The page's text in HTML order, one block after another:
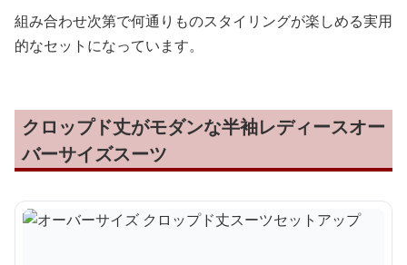
組み合わせ次第で何通りものスタイリングが楽しめる実用
的なセットになっています。
クロップド丈がモダンな半袖レディースオー
バーサイズスーツ